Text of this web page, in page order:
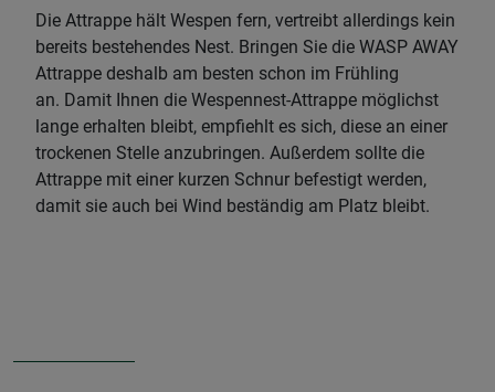
Die Attrappe hält Wespen fern, vertreibt allerdings kein
bereits bestehendes Nest. Bringen Sie die WASP AWAY
Attrappe deshalb am besten schon im Frühling
an. Damit Ihnen die Wespennest-Attrappe möglichst
lange erhalten bleibt, empfiehlt es sich, diese an einer
trockenen Stelle anzubringen. Außerdem sollte die
Attrappe mit einer kurzen Schnur befestigt werden,
damit sie auch bei Wind beständig am Platz bleibt.